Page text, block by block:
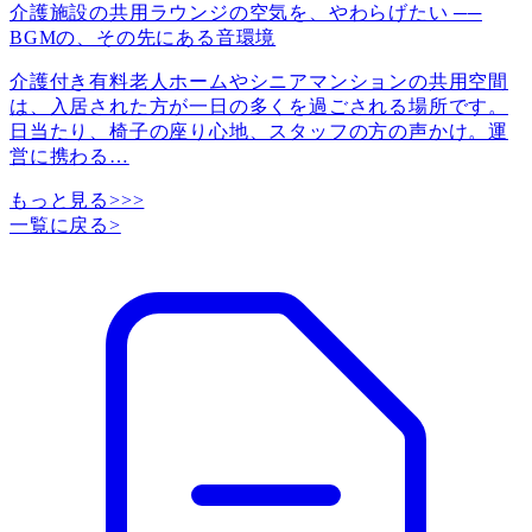
介護施設の共用ラウンジの空気を、やわらげたい ──
BGMの、その先にある音環境
介護付き有料老人ホームやシニアマンションの共用空間
は、入居された方が一日の多くを過ごされる場所です。
日当たり、椅子の座り心地、スタッフの方の声かけ。運
営に携わる …
もっと見る>>>
一覧に戻る>